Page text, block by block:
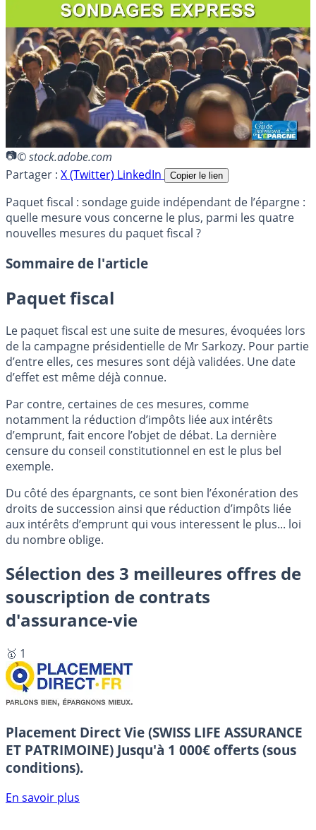
© stock.adobe.com
Partager : X (Twitter) LinkedIn Copier le lien
Paquet fiscal : sondage guide indépendant de l’épargne :
quelle mesure vous concerne le plus, parmi les quatre
nouvelles mesures du paquet fiscal ?
Sommaire de l'article
Paquet fiscal
Le paquet fiscal est une suite de mesures, évoquées lors
de la campagne présidentielle de Mr Sarkozy. Pour partie
d’entre elles, ces mesures sont déjà validées. Une date
d’effet est même déjà connue.
Par contre, certaines de ces mesures, comme
notamment la réduction d’impôts liée aux intérêts
d’emprunt, fait encore l’objet de débat. La dernière
censure du conseil constitutionnel en est le plus bel
exemple.
Du côté des épargnants, ce sont bien l’éxonération des
droits de succession ainsi que réduction d’impôts liée
aux intérêts d’emprunt qui vous interessent le plus... loi
du nombre oblige.
Sélection des 3 meilleures offres de
souscription de contrats
d'assurance-vie
🥇 1
Placement Direct Vie (SWISS LIFE ASSURANCE
ET PATRIMOINE) Jusqu'à 1 000€ offerts (sous
conditions).
En savoir plus